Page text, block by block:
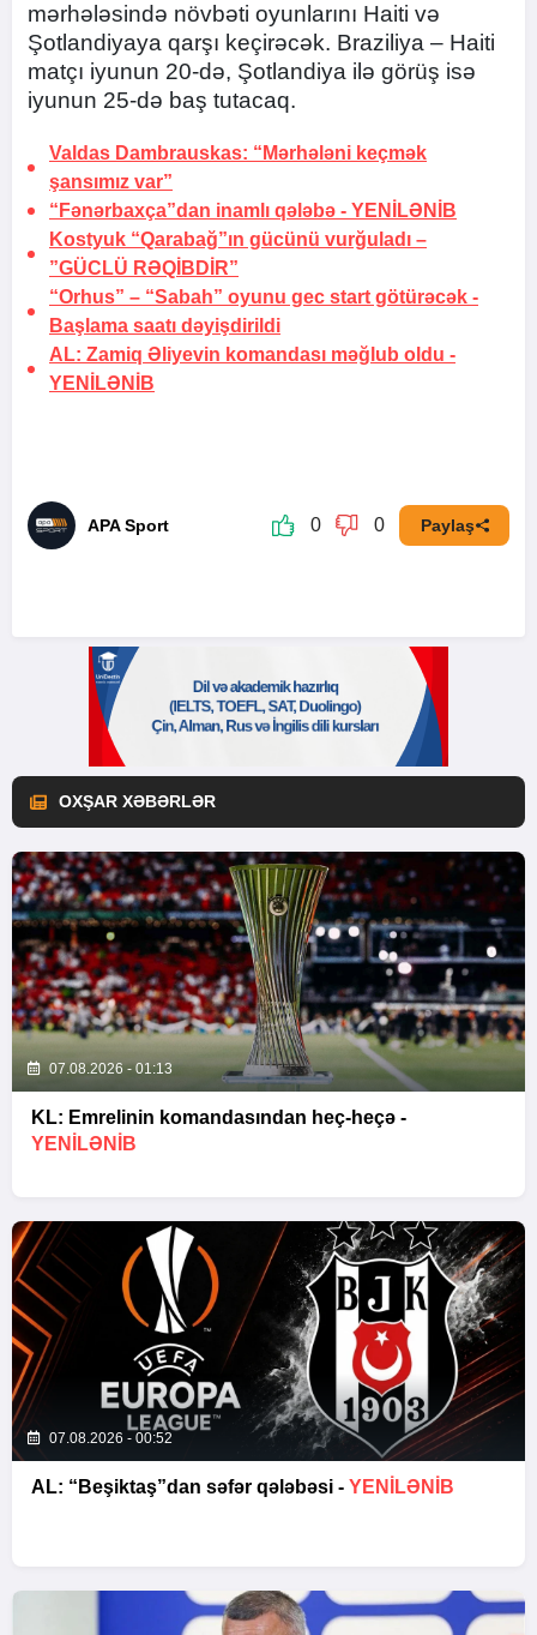
mərhələsində növbəti oyunlarını Haiti və
Şotlandiyaya qarşı keçirəcək. Braziliya – Haiti
matçı iyunun 20-də, Şotlandiya ilə görüş isə
iyunun 25-də baş tutacaq.
Valdas Dambrauskas: “Mərhələni keçmək
şansımız var”
“Fənərbaxça”dan inamlı qələbə - YENİLƏNİB
Kostyuk “Qarabağ”ın gücünü vurğuladı –
”GÜCLÜ RƏQİBDİR”
“Orhus” – “Sabah” oyunu gec start götürəcək -
Başlama saatı dəyişdirildi
AL: Zamiq Əliyevin komandası məğlub oldu -
YENİLƏNİB
APA Sport 0 0 Paylaş
OXŞAR XƏBƏRLƏR
07.08.2026 - 01:13
KL: Emrelinin komandasından heç-heçə -
YENİLƏNİB
07.08.2026 - 00:52
AL: “Beşiktaş”dan səfər qələbəsi - YENİLƏNİB